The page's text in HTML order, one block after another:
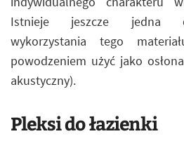
Istnieje jeszcze jedna
wykorzystania tego
powodzeniem użyć jako
akustyczny).
Pleksi do łazienki